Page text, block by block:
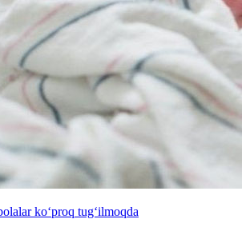
koʻproq tugʻilmoqda